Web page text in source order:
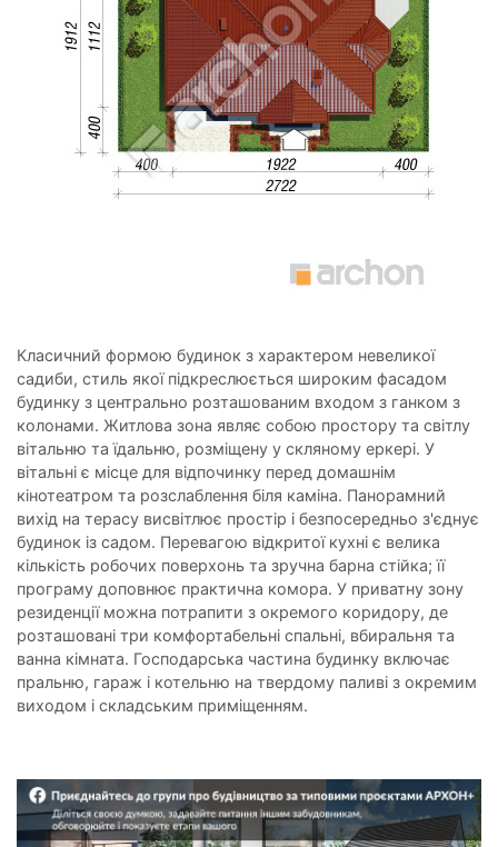
Класичний формою будинок з характером невеликої
садиби, стиль якої підкреслюється широким фасадом
будинку з центрально розташованим входом з ганком з
колонами. Житлова зона являє собою простору та світлу
вітальню та їдальню, розміщену у скляному еркері. У
вітальні є місце для відпочинку перед домашнім
кінотеатром та розслаблення біля каміна. Панорамний
вихід на терасу висвітлює простір і безпосередньо з'єднує
будинок із садом. Перевагою відкритої кухні є велика
кількість робочих поверхонь та зручна барна стійка; її
програму доповнює практична комора. У приватну зону
резиденції можна потрапити з окремого коридору, де
розташовані три комфортабельні спальні, вбиральня та
ванна кімната. Господарська частина будинку включає
пральню, гараж і котельню на твердому паливі з окремим
виходом і складським приміщенням.